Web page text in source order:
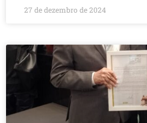
27 de dezembro de 2024